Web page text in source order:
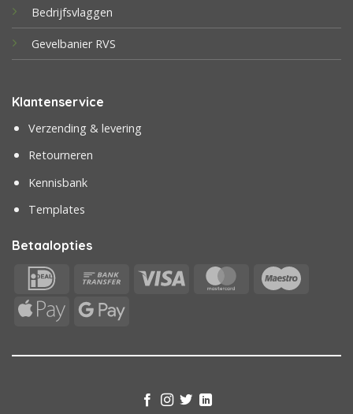
Bedrijfsvlaggen
Gevelbanier RVS
Klantenservice
Verzending & levering
Retourneren
Kennisbank
Templates
Betaalopties
IDeal
Bank
Visa MasterCard
Apple
Google